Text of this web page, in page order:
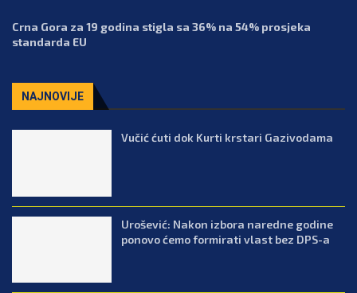
Crna Gora za 19 godina stigla sa 36% na 54% prosjeka
standarda EU
NAJNOVIJE
Vučić ćuti dok Kurti krstari Gazivodama
Urošević: Nakon izbora naredne godine
ponovo ćemo formirati vlast bez DPS-a